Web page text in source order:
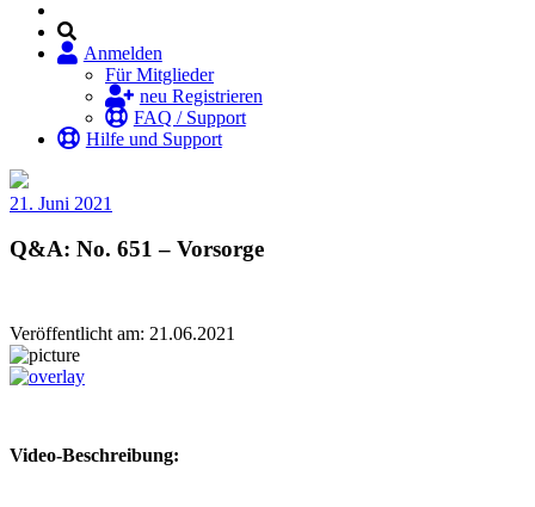
Anmelden
Für Mitglieder
neu Registrieren
FAQ / Support
Hilfe und Support
21. Juni 2021
Q&A: No. 651 – Vorsorge
Veröffentlicht am: 21.06.2021
Video-Beschreibung: